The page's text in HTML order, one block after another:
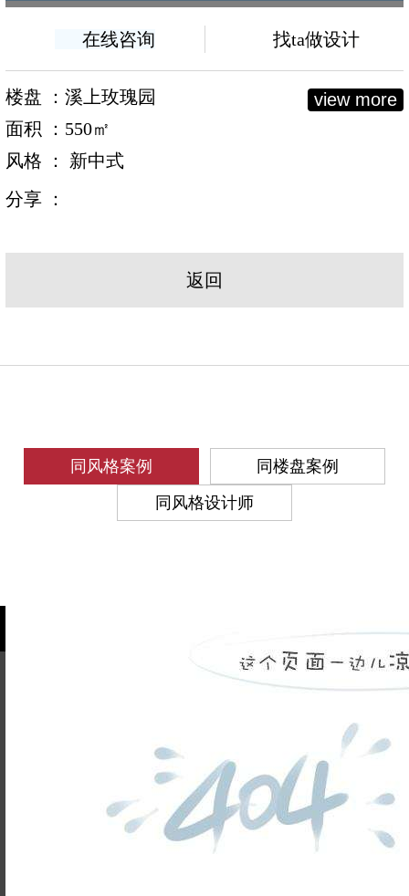
在线咨询 找ta做设计
楼盘 ：溪上玫瑰园
view more
面积 ：550㎡
风格 ： 新中式
分享 ：
返回
同风格案例
同楼盘案例
同风格设计师
姓名不能
为空
电话不能